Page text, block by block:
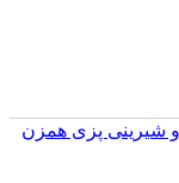
و شیرینی پزی همزن